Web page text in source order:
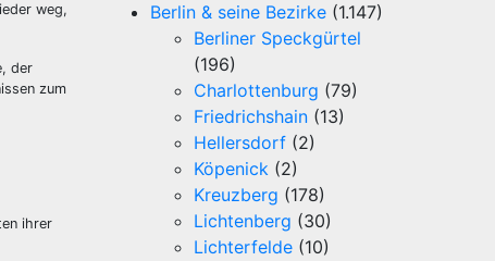
weg,
der
zum
ihrer
Berlin & seine Bezirke (1.147)
Berliner Speckgürtel
(196)
Charlottenburg (79)
Friedrichshain (13)
Hellersdorf (2)
Köpenick (2)
Kreuzberg (178)
Lichtenberg (30)
Lichterfelde (10)